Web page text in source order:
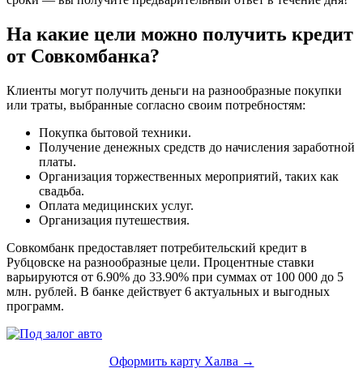
На какие цели можно получить кредит
от Совкомбанка?
Клиенты могут получить деньги на разнообразные покупки
или траты, выбранные согласно своим потребностям:
Покупка бытовой техники.
Получение денежных средств до начисления заработной
платы.
Организация торжественных мероприятий, таких как
свадьба.
Оплата медицинских услуг.
Организация путешествия.
Совкомбанк предоставляет потребительский кредит в
Рубцовске на разнообразные цели. Процентные ставки
варьируются от 6.90% до 33.90% при суммах от 100 000 до 5
млн. рублей. В банке действует 6 актуальных и выгодных
программ.
Оформить карту Халва →